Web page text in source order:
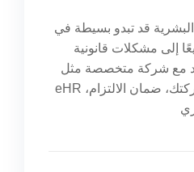
البشرية قد تبدو بسيطة في
إلى مشكلات قانونية
مع شركة متخصصة مثل
eHR يساعدك على حماية شركتك، ضمان الالتزام،